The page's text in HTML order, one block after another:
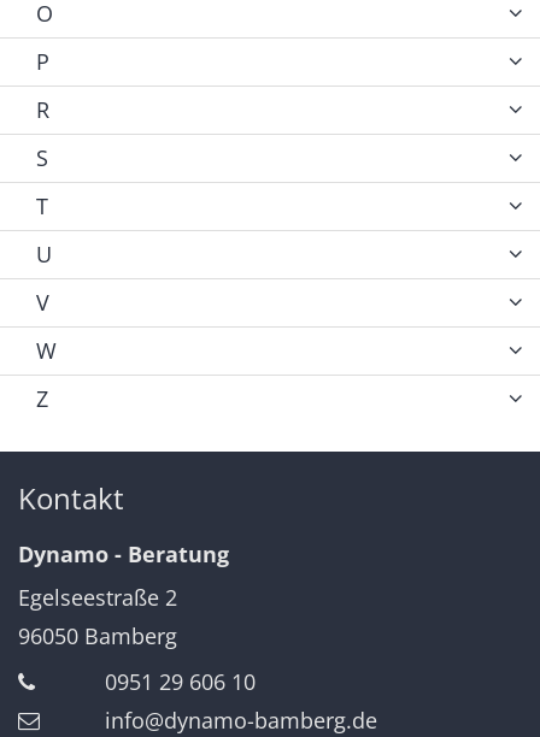
O
P
R
S
T
U
V
W
Z
Kontakt
Dynamo - Beratung
Egelseestraße 2
96050 Bamberg
0951 29 606 10
info@dynamo-bamberg.de